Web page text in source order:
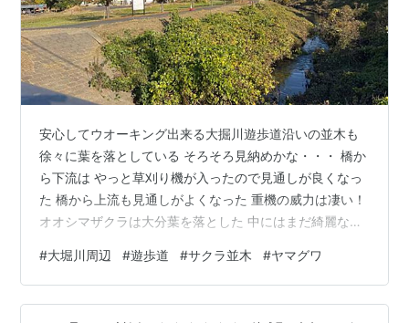
安心してウオーキング出来る大掘川遊歩道沿いの並木も
徐々に葉を落としている そろそろ見納めかな・・・ 橋か
ら下流は やっと草刈り機が入ったので見通しが良くなっ
た 橋から上流も見通しがよくなった 重機の威力は凄い！
オオシマザクラは大分葉を落とした 中にはまだ綺麗な紅
野鳥の落とし物からここまで成長した 植樹されたオオシ
マザクラの間でわが物顔で居座る
#大堀川周辺 #遊歩道 #サクラ並木 #ヤマグワ